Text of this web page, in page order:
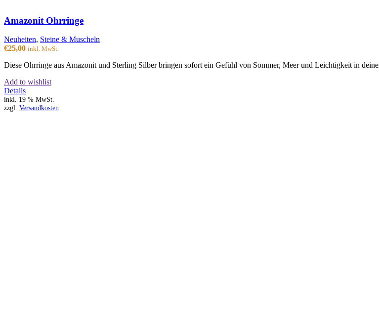
Amazonit Ohrringe
Neuheiten, Steine & Muscheln
€25,00 inkl. MwSt.
Diese Ohrringe aus Amazonit und Sterling Silber bringen sofort ein Gefühl von Sommer, Meer und Leichtigkeit in
Add to wishlist
Details
inkl. 19 % MwSt.
zzgl. Versandkosten